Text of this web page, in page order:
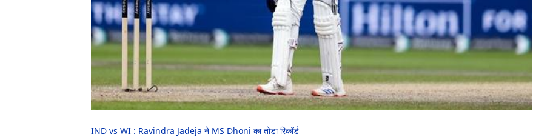
IND vs WI : Ravindra Jadeja ने MS Dhoni का तोड़ा रिकॉर्ड